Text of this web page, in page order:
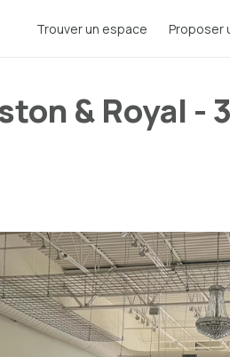
Trouver un espace Proposer
& Royal -